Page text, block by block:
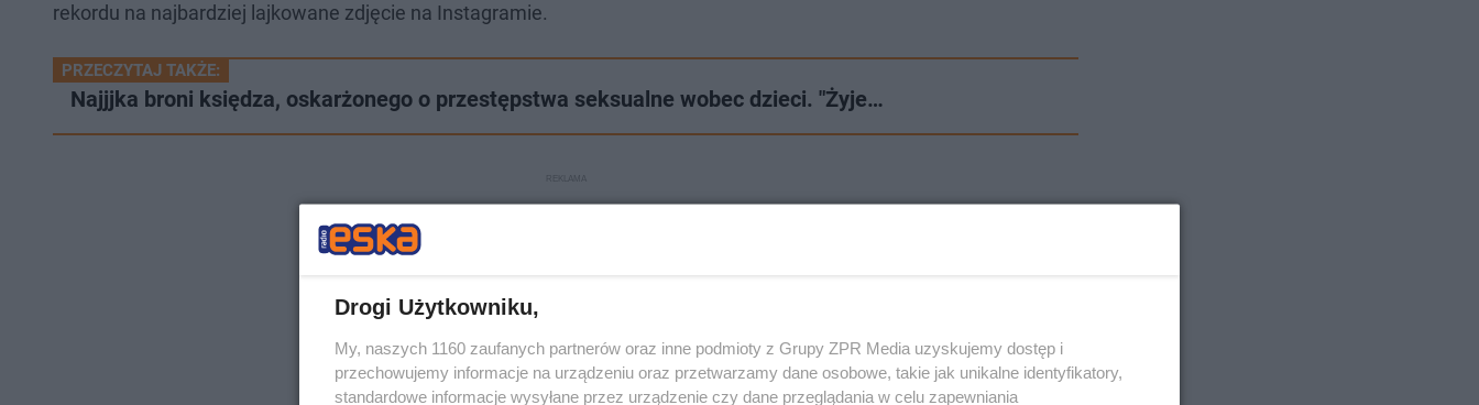
rekordu na najbardziej lajkowane zdjęcie na Instagramie.
PRZECZYTAJ TAKŻE:
Najjjka broni księdza, oskarżonego o przestępstwa seksualne wobec dzieci. "Żyje…
Drogi Użytkowniku,
My, naszych 1160 zaufanych partnerów oraz inne podmioty z Grupy ZPR Media uzyskujemy dostęp i
przechowujemy informacje na urządzeniu oraz przetwarzamy dane osobowe, takie jak unikalne identyfikatory,
standardowe informacje wysyłane przez urządzenie czy dane przeglądania w celu zapewniania